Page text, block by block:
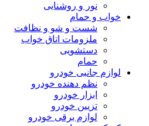
نور و روشنایی
خواب و حمام
شست و شو و نظافت
ملزومات اتاق خواب
دستشویی
حمام
لوازم جانبی خودرو
نظم دهنده خودرو
ابزار خودرو
تزیین خودرو
لوازم برقی خودرو